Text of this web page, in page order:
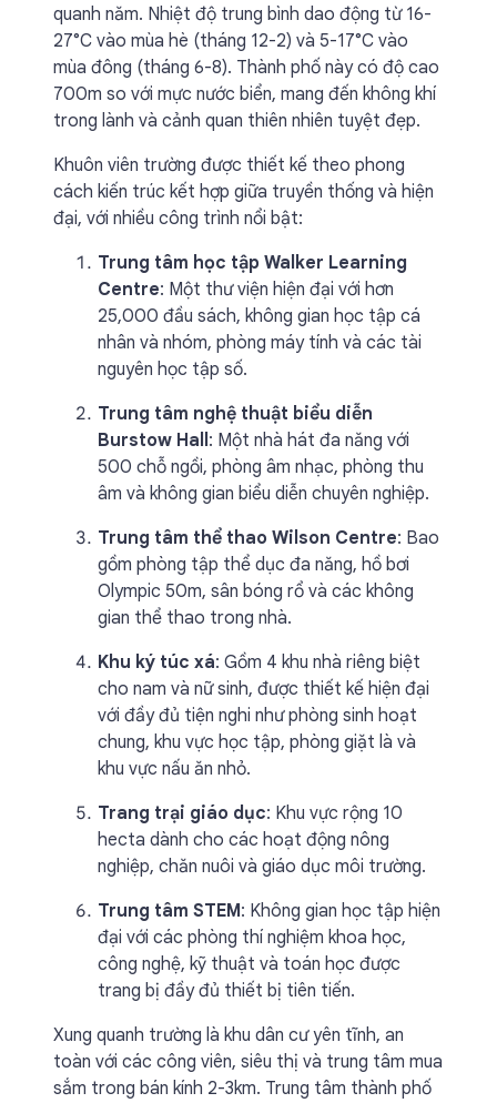
quanh năm. Nhiệt độ trung bình dao động từ 16-
27°C vào mùa hè (tháng 12-2) và 5-17°C vào
mùa đông (tháng 6-8). Thành phố này có độ cao
700m so với mực nước biển, mang đến không khí
trong lành và cảnh quan thiên nhiên tuyệt đẹp.
Khuôn viên trường được thiết kế theo phong
cách kiến trúc kết hợp giữa truyền thống và hiện
đại, với nhiều công trình nổi bật:
Trung tâm học tập Walker Learning
Centre: Một thư viện hiện đại với hơn
25,000 đầu sách, không gian học tập cá
nhân và nhóm, phòng máy tính và các tài
nguyên học tập số.
Trung tâm nghệ thuật biểu diễn
Burstow Hall: Một nhà hát đa năng với
500 chỗ ngồi, phòng âm nhạc, phòng thu
âm và không gian biểu diễn chuyên nghiệp.
Trung tâm thể thao Wilson Centre: Bao
gồm phòng tập thể dục đa năng, hồ bơi
Olympic 50m, sân bóng rổ và các không
gian thể thao trong nhà.
Khu ký túc xá: Gồm 4 khu nhà riêng biệt
cho nam và nữ sinh, được thiết kế hiện đại
với đầy đủ tiện nghi như phòng sinh hoạt
chung, khu vực học tập, phòng giặt là và
khu vực nấu ăn nhỏ.
Trang trại giáo dục: Khu vực rộng 10
hecta dành cho các hoạt động nông
nghiệp, chăn nuôi và giáo dục môi trường.
Trung tâm STEM: Không gian học tập hiện
đại với các phòng thí nghiệm khoa học,
công nghệ, kỹ thuật và toán học được
trang bị đầy đủ thiết bị tiên tiến.
Xung quanh trường là khu dân cư yên tĩnh, an
toàn với các công viên, siêu thị và trung tâm mua
sắm trong bán kính 2-3km. Trung tâm thành phố